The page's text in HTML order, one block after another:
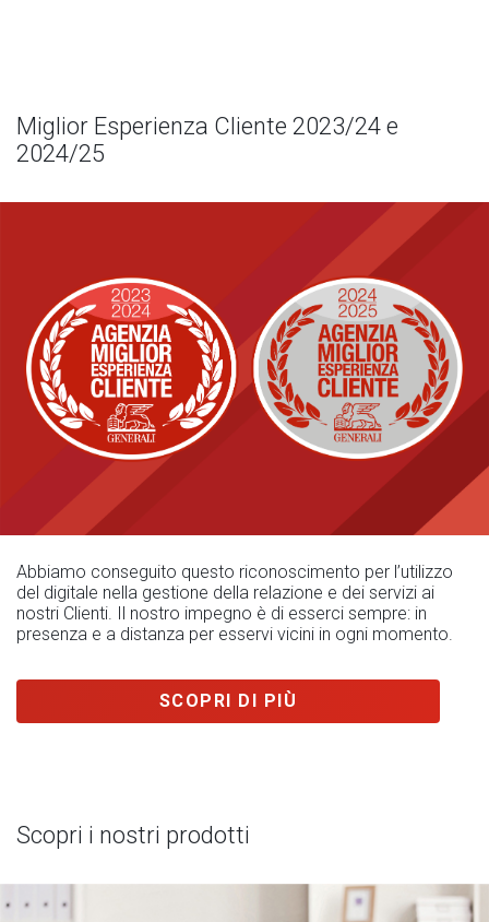
Miglior Esperienza Cliente 2023/24 e
2024/25
Abbiamo conseguito questo riconoscimento per l’utilizzo
del digitale nella gestione della relazione e dei servizi ai
nostri Clienti. Il nostro impegno è di esserci sempre: in
presenza e a distanza per esservi vicini in ogni momento.
SCOPRI DI PIÙ
Scopri i nostri prodotti